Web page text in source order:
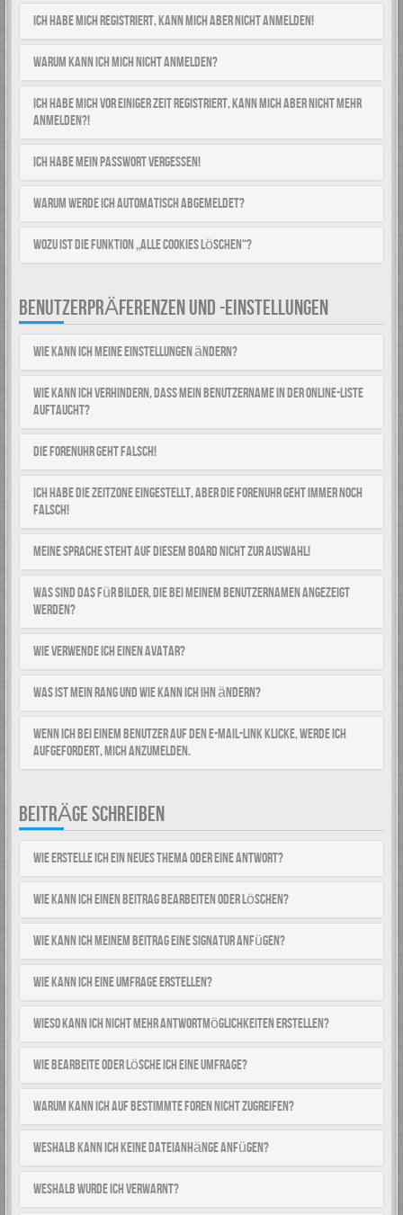
Ich habe mich registriert, kann mich aber nicht anmelden!
Warum kann ich mich nicht anmelden?
Ich habe mich vor einiger Zeit registriert, kann mich aber nicht mehr
anmelden?!
Ich habe mein Passwort vergessen!
Warum werde ich automatisch abgemeldet?
Wozu ist die Funktion „Alle Cookies löschen“?
BENUTZERPRÄFERENZEN UND -EINSTELLUNGEN
Wie kann ich meine Einstellungen ändern?
Wie kann ich verhindern, dass mein Benutzername in der Online-Liste
auftaucht?
Die Forenuhr geht falsch!
Ich habe die Zeitzone eingestellt, aber die Forenuhr geht immer noch
falsch!
Meine Sprache steht auf diesem Board nicht zur Auswahl!
Was sind das für Bilder, die bei meinem Benutzernamen angezeigt
werden?
Wie verwende ich einen Avatar?
Was ist mein Rang und wie kann ich ihn ändern?
Wenn ich bei einem Benutzer auf den E-Mail-Link klicke, werde ich
aufgefordert, mich anzumelden.
BEITRÄGE SCHREIBEN
Wie erstelle ich ein neues Thema oder eine Antwort?
Wie kann ich einen Beitrag bearbeiten oder löschen?
Wie kann ich meinem Beitrag eine Signatur anfügen?
Wie kann ich eine Umfrage erstellen?
Wieso kann ich nicht mehr Antwortmöglichkeiten erstellen?
Wie bearbeite oder lösche ich eine Umfrage?
Warum kann ich auf bestimmte Foren nicht zugreifen?
Weshalb kann ich keine Dateianhänge anfügen?
Weshalb wurde ich verwarnt?